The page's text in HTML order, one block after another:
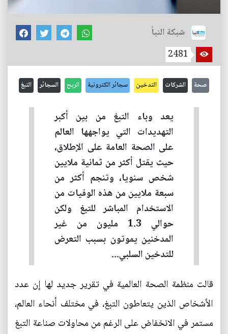
شبكة النبأ
2481
صحة الشركات التدخين سجائر الكترونية الربح السجائر التبغ
يعد وباء التبغ من بين أكبر
التهديدات التي يواجهها العالم
على الصحة العامة على الإطلاق،
حيث يقتل أكثر من ثمانية ملايين
شخص سنويا، وتنجم أكثر من
سبعة ملايين من هذه الوفيات من
الاستخدام المباشر للتبغ ولكن
حوالي 1.3 مليون من غير
المدخنين يموتون بسبب التعرض
للتدخين السلبي...
قالت منظمة الصحة العالمية في تقرير جديد لها إن عدد
الأشخاص الذين يتعاطون التبغ، في مختلف أنحاء العالم،
مستمر في الانخفاض على الرغم من محاولات صناعة التبغ